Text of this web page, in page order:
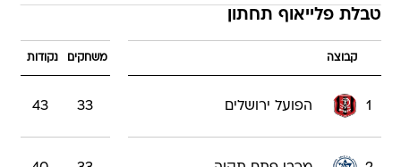
טבלת פלייאוף תחתון
קבוצה משחקים נקודות
1 הפועל ירושלים 33
43